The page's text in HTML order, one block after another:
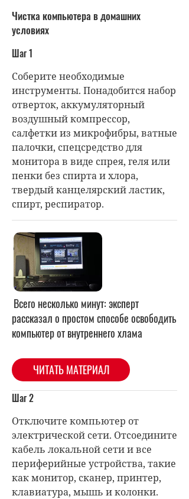
Чистка компьютера в домашних
условиях
Шаг 1
Соберите необходимые
инструменты. Понадобится набор
отверток, аккумуляторный
воздушный компрессор,
салфетки из микрофибры, ватные
палочки, спецсредство для
монитора в виде спрея, геля или
пенки без спирта и хлора,
твердый канцелярский ластик,
спирт, респиратор.
Всего несколько минут: эксперт
рассказал о простом способе освободить
компьютер от внутреннего хлама
ЧИТАТЬ МАТЕРИАЛ
Шаг 2
Отключите компьютер от
электрической сети. Отсоедините
кабель локальной сети и все
периферийные устройства, такие
как монитор, сканер, принтер,
клавиатура, мышь и колонки.